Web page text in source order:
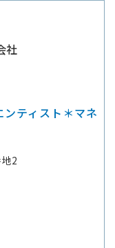
社
ンティスト＊マネ
2